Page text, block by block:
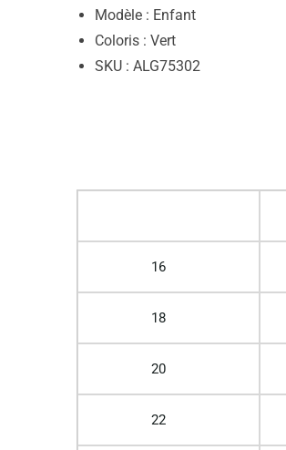
Modèle : Enfant
Coloris : Vert
SKU : ALG75302
16
18
20
22